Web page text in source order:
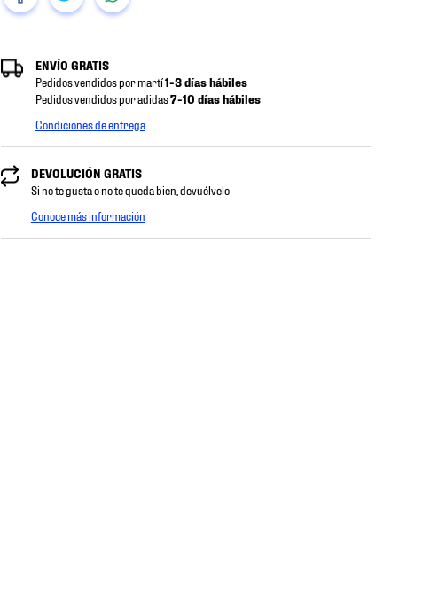
ENVÍO GRATIS
Pedidos vendidos por martí1-3 días hábiles
Pedidos vendidos por adidas7-10 días hábiles
Condiciones de entrega
DEVOLUCIÓN GRATIS
Si no te gusta o no te queda bien, devuélvelo
Conoce más información